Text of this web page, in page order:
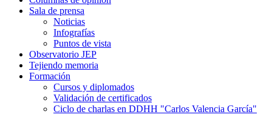
Sala de prensa
Noticias
Infografías
Puntos de vista
Observatorio JEP
Tejiendo memoria
Formación
Cursos y diplomados
Validación de certificados
Ciclo de charlas en DDHH "Carlos Valencia García"